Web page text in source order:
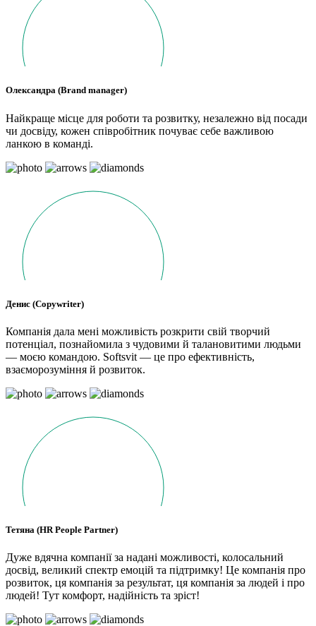
Олександра (Brand manager)
Найкраще місце для роботи та розвитку, незалежно від посади
чи досвіду, кожен співробітник почуває себе важливою
ланкою в команді.
Денис (Copywriter)
Компанія дала мені можливість розкрити свій творчий
потенціал, познайомила з чудовими й талановитими людьми
— моєю командою. Softsvit — це про ефективність,
взаєморозуміння й розвиток.
Тетяна (HR People Partner)
Дуже вдячна компанії за надані можливості, колосальний
досвід, великий спектр емоцій та підтримку! Це компанія про
розвиток, ця компанія за результат, ця компанія за людей і про
людей! Тут комфорт, надійність та зріст!